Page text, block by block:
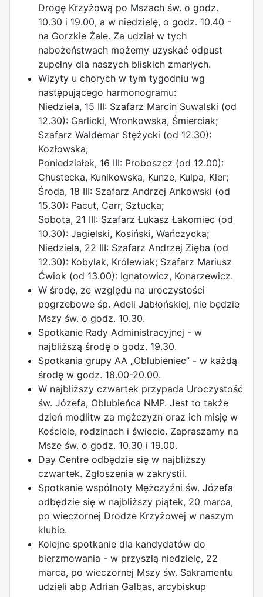
Drogę Krzyżową po Mszach św. o godz.
10.30 i 19.00, a w niedzielę, o godz. 10.40 -
na Gorzkie Żale. Za udział w tych
nabożeństwach możemy uzyskać odpust
zupełny dla naszych bliskich zmarłych.
Wizyty u chorych w tym tygodniu wg
następującego harmonogramu:
Niedziela, 15 III: Szafarz Marcin Suwalski (od
12.30): Garlicki, Wronkowska, Śmierciak;
Szafarz Waldemar Stężycki (od 12.30):
Kozłowska;
Poniedziałek, 16 III: Proboszcz (od 12.00):
Chustecka, Kunikowska, Kunze, Kulpa, Kler;
Środa, 18 III: Szafarz Andrzej Ankowski (od
15.30): Pacut, Carr, Sztucka;
Sobota, 21 III: Szafarz Łukasz Łakomiec (od
10.30): Jagielski, Kosiński, Wańczycka;
Niedziela, 22 III: Szafarz Andrzej Zięba (od
12.30): Kobylak, Królewiak; Szafarz Mariusz
Ćwiok (od 13.00): Ignatowicz, Konarzewicz.
W środę, ze względu na uroczystości
pogrzebowe śp. Adeli Jabłońskiej, nie będzie
Mszy św. o godz. 10.30.
Spotkanie Rady Administracyjnej - w
najbliższą środę o godz. 19.30.
Spotkania grupy AA „Oblubieniec” - w każdą
środę w godz. 18.00-20.00.
W najbliższy czwartek przypada Uroczystość
św. Józefa, Oblubieńca NMP. Jest to także
dzień modlitw za mężczyzn oraz ich misję w
Kościele, rodzinach i świecie. Zapraszamy na
Msze św. o godz. 10.30 i 19.00.
Day Centre odbędzie się w najbliższy
czwartek. Zgłoszenia w zakrystii.
Spotkanie wspólnoty Mężczyźni św. Józefa
odbędzie się w najbliższy piątek, 20 marca,
po wieczornej Drodze Krzyżowej w naszym
klubie.
Kolejne spotkanie dla kandydatów do
bierzmowania - w przyszłą niedzielę, 22
marca, po wieczornej Mszy św. Sakramentu
udzieli abp Adrian Galbas, arcybiskup